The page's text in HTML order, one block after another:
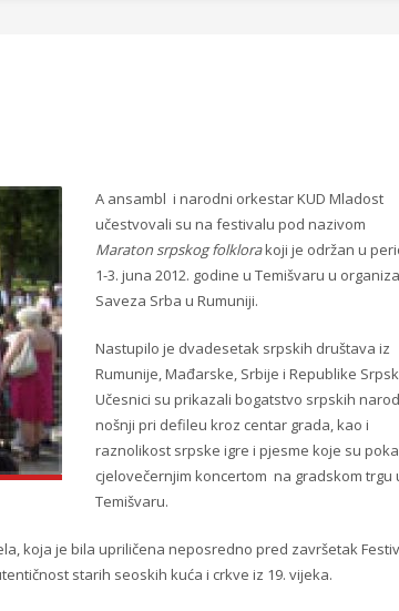
A ansambl i narodni orkestar KUD Mladost
učestvovali su na festivalu pod nazivom
Maraton srpskog folklorakoji je održan u
1-3. juna 2012. godine u Temišvaru u
Saveza Srba u Rumuniji.
Nastupilo je dvadesetak srpskih društava iz
Rumunije, Mađarske, Srbije i Republike
Učesnici su prikazali bogatstvo srpskih
nošnji pri defileu kroz centar grada, kao i
raznolikost srpske igre i pjesme koje su
cjelovečernjim koncertom na gradskom trgu
Temišvaru.
koja je bila upriličena neposredno pred završetak
starih seoskih kuća i crkve iz 19. vijeka.